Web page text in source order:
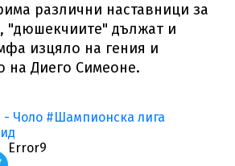
различни наставници за
"дюшекчиите" дължат и
изцяло на гения и
на Диего Симеоне.
- Чоло #Шампионска лига
Error9